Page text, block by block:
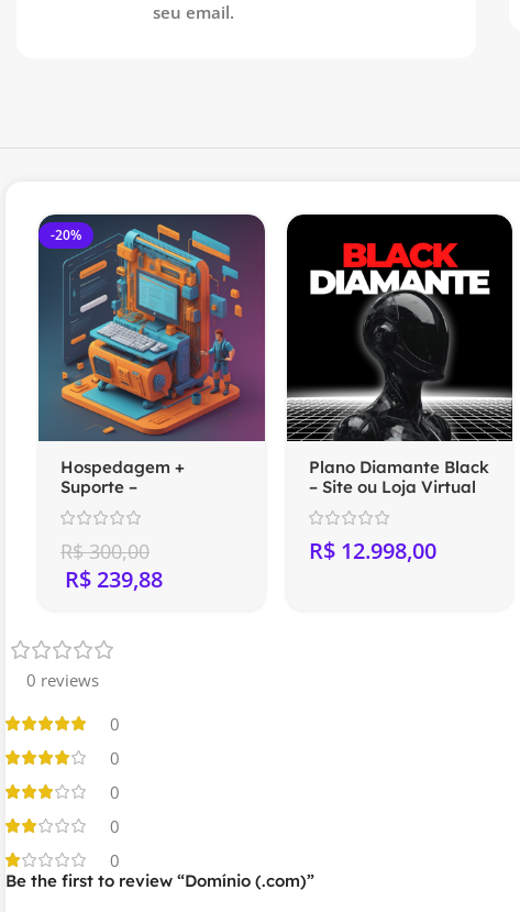
seu email.
-20%
Hospedagem +
Suporte –
Compartilhada
(Anual)
R$300,00
R$ 239,88
Plano Diamante Black
– Site ou Loja Virtual
Profissional
R$
0 reviews
0
0
0
0
0
Be the first to review “Domínio (.com)”